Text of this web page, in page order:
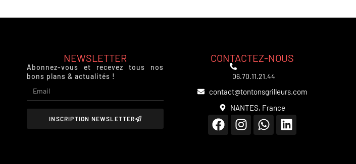
NEWSLETTER
Abonnez-vous et recevez tous nos
bons plans & actualités !
INSCRIPTION NEWSLETTER
CONTACTEZ-NOUS
06.70.11.21.44
contact@tontonsgrilleurs.com
NANTES, France